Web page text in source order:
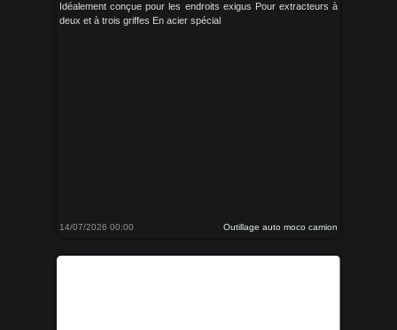
Idéalement conçue pour les endroits exigus Pour extracteurs à
deux et à trois griffes En acier spécial
14/07/2026 00:00 Outillage auto moco camion